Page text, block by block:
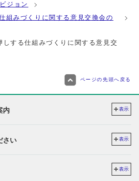
ジョン
組みづくりに関する意見交換会の
する仕組みづくりに関する意見交
ページの先頭へ戻る
内 表示
さい 表示
表示